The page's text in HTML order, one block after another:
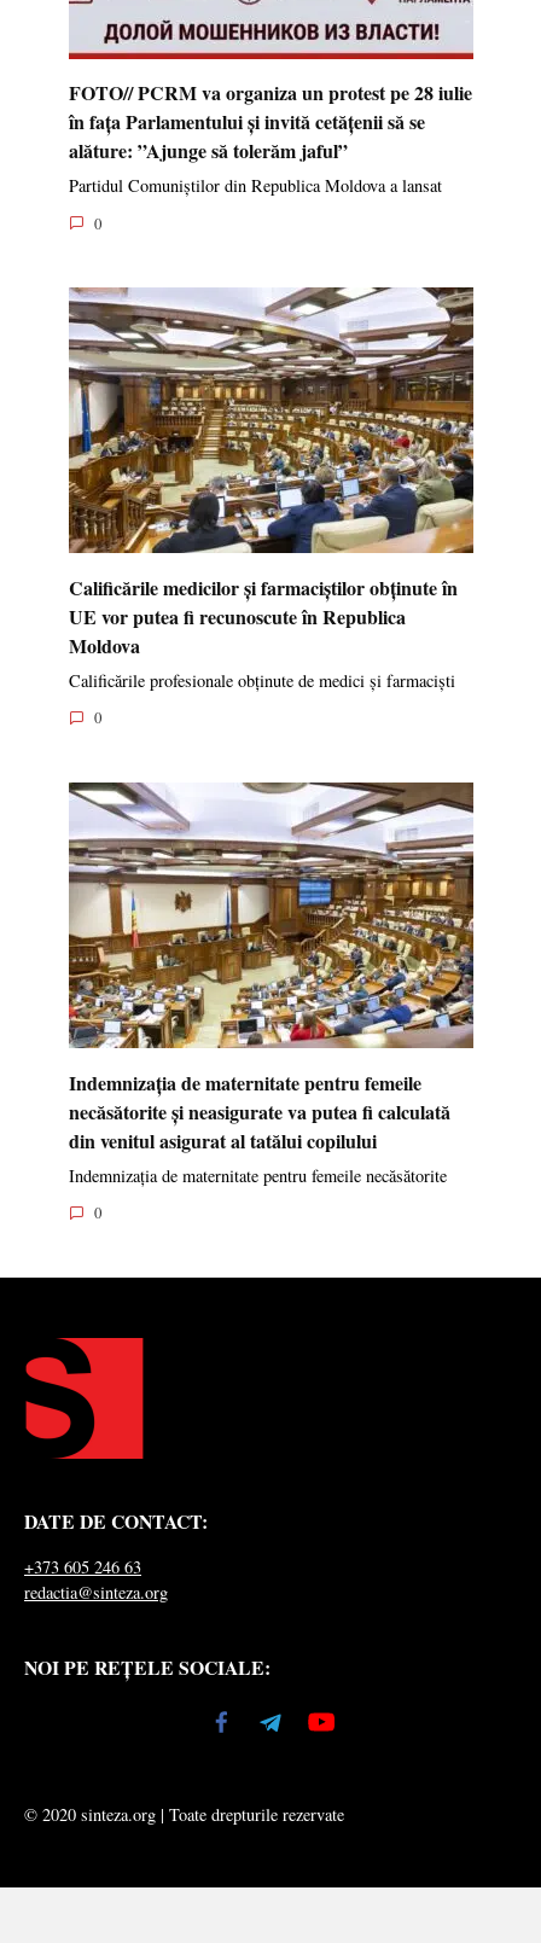
FOTO// PCRM va organiza un protest pe 28 iulie
în fața Parlamentului și invită cetățenii să se
alăture: ”Ajunge să tolerăm jaful”
Partidul Comuniștilor din Republica Moldova a lansat
0
Calificările medicilor și farmaciștilor obținute în
UE vor putea fi recunoscute în Republica
Moldova
Calificările profesionale obținute de medici și farmaciști
0
Indemnizația de maternitate pentru femeile
necăsătorite și neasigurate va putea fi calculată
din venitul asigurat al tatălui copilului
Indemnizația de maternitate pentru femeile necăsătorite
0
DATE DE CONTACT:
+373 605 246 63
redactia@sinteza.org
NOI PE REȚELE SOCIALE:
© 2020 sinteza.org | Toate drepturile rezervate